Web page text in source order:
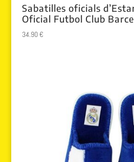
Sabatilles oficials
Oficial Futbol Club
34.90€